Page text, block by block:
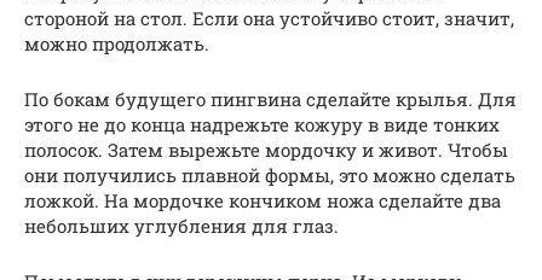
стороной на стол. Если она устойчиво стоит, значит,
можно продолжать.
По бокам будущего пингвина сделайте крылья. Для
этого не до конца надрежьте кожуру в виде тонких
полосок. Затем вырежьте мордочку и живот. Чтобы
они получились плавной формы, это можно сделать
ложкой. На мордочке кончиком ножа сделайте два
небольших углубления для глаз.